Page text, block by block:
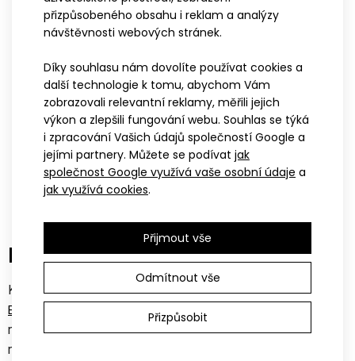
přizpůsobeného obsahu i reklam a analýzy
návštěvnosti webových stránek.
Díky souhlasu nám dovolíte používat cookies a
další technologie k tomu, abychom Vám
zobrazovali relevantní reklamy, měřili jejich
výkon a zlepšili fungování webu. Souhlas se týká
i zpracování Vašich údajů společností Google a
jejími partnery. Můžete se podívat jak
společnost Google využívá vaše osobní údaje a
jak využívá cookies.
Přijmout vše
Odmítnout vše
Přizpůsobit
XL
Dámská triatlonová kombinéza
bez rukávů MARK růžová
2 699 Kč
ELITE – když chceš jen to nejlepší
Každá sekunda, každý detail a každý gram se počítá.Řada
ELITE
vznikla pro profesionální sportovce, kteří kladou důraz
na maximální rychlost a výsledný čas – často i za cenu
nižšího komfortu nebo odolnosti. Střihy a detaily ladíme